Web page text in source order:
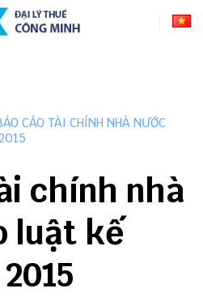
CÁO TÀI CHÍNH NHÀ NƯỚC
chính nhà
luật kế